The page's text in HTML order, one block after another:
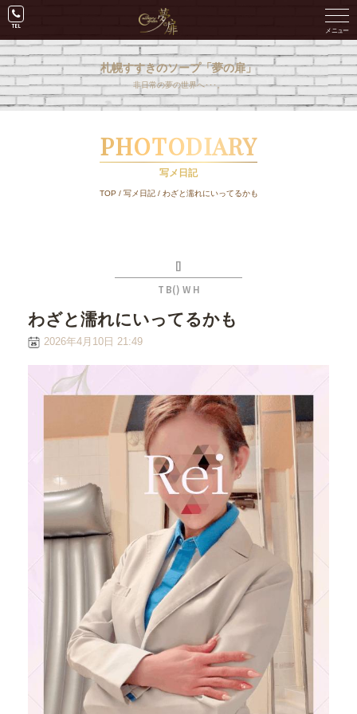
札幌すすきのソープ「夢の扉」
非日常の夢の世界へ･･･。
PHOTODIARY
写メ日記
TOP / 写メ日記/ わざと濡れにいってるかも
[]
T B() W H
わざと濡れにいってるかも
2026年4月10日 21:49